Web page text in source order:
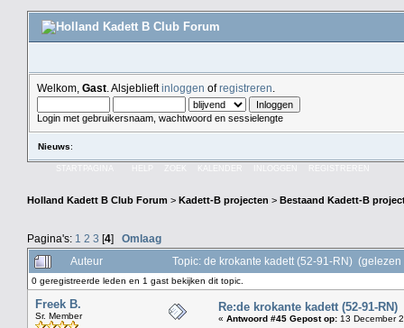
Welkom, Gast . Alsjeblieftinloggen ofregistreren
Login met gebruikersnaam, wachtwoord en sessielengte
Nieuws:
ZOEK
Holland Kadett B Club Forum > Kadett-B projecten > Bestaand Kadett-B
Pagina's: 1 2 3 [4] Omlaag
Auteur
Topic: de krokante kadett (52-91-RN)
0 geregistreerde leden en 1 gast bekijken dit topic.
Freek B.
Sr. Member
Re:de krokante kadett (52-91-RN)
« Antwoord #45 Gepost op: 13 December